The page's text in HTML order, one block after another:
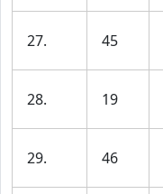
27. 45
28. 19
29. 46